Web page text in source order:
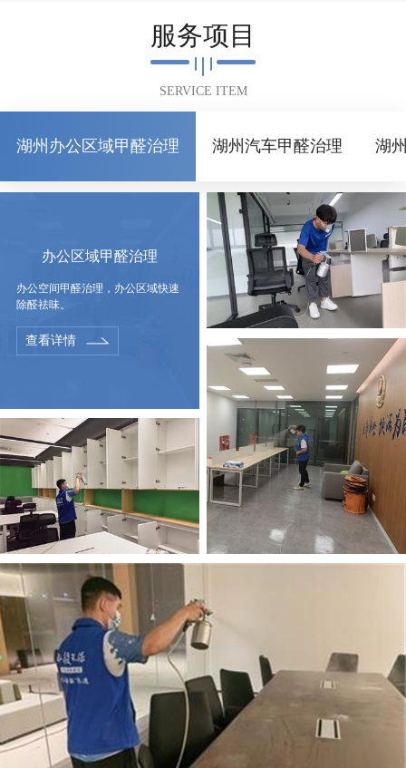
服务项目
SERVICE ITEM
湖州办公区域甲醛治理 湖州汽车甲醛治理 湖
办公区域甲醛治理
办公空间甲醛治理，办公区域快速
除醛祛味。
查看详情